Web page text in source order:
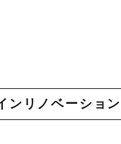
リノベーショ